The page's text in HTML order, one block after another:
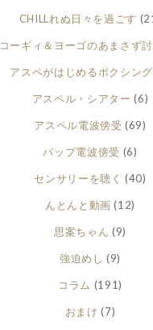
CHILLれぬ日々を過ごす
コーギィ＆ヨーゴのあまさず
アスペがはじめるボクシング
アスペル・シアター (6)
アスペル電波傍受 (69)
バップ電波傍受 (6)
センサリーを聴く (40)
んとんと動画 (12)
思案ちゃん (9)
強迫めし (9)
コラム (191)
おまけ (7)